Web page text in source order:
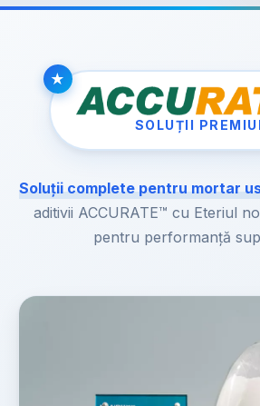
SOLUȚII
Soluții complete pentru mortar
aditivii ACCURATE™ cu Eteriul
pentru performanță